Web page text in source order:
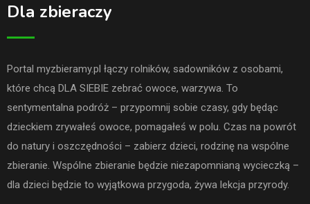
Dla zbieraczy
Portal myzbieramy.pl łączy rolników, sadowników z osobami,
które chcą DLA SIEBIE zebrać owoce, warzywa. To
sentymentalna podróż – przypomnij sobie czasy, gdy będąc
dzieckiem zrywałeś owoce, pomagałeś w polu. Czas na powrót
do natury i oszczędności – zabierz dzieci, rodzinę na wspólne
zbieranie. Wspólne zbieranie będzie niezapomnianą wycieczką –
dla dzieci będzie to wyjątkowa przygoda, żywa lekcja przyrody.